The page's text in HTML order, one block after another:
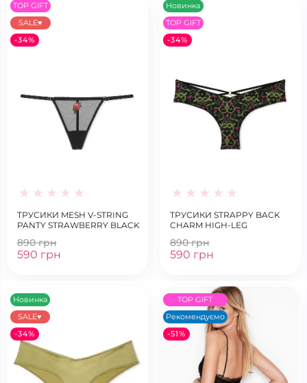
TOP GIFT
SALE♥
-34%
ТРУСИКИ MESH V-STRING
PANTY STRAWBERRY BLACK
890 грн
590 грн
Новинка
TOP GIFT
-34%
ТРУСИКИ STRAPPY BACK
CHARM HIGH-LEG
890 грн
590 грн
Новинка
SALE♥
-34%
TOP GIFT
Рекомендуємо
-51%